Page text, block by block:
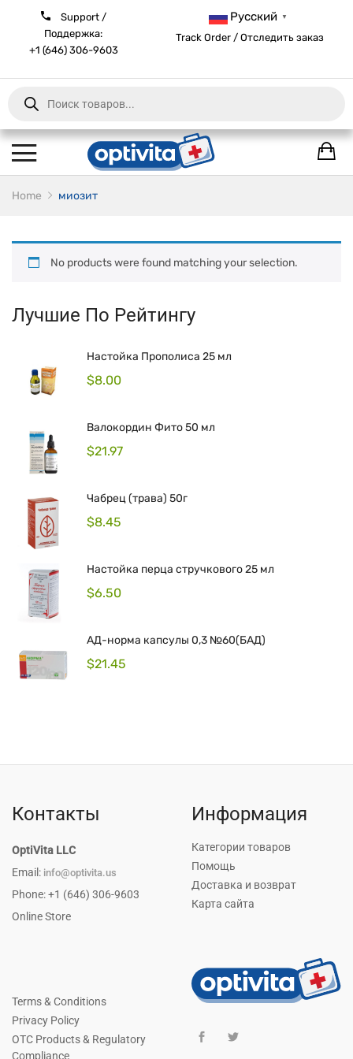
Support /
Поддержка:
+1 (646) 306-9603
Русский ▼
Track Order / Отследить заказ
Products
search
Home миозит
No products were found matching your selection.
Лучшие По Рейтингу
Настойка Прополиса 25 мл
$8.00
Валокордин Фито 50 мл
$21.97
Чабрец (трава) 50г
$8.45
Hастойка перца стручкового 25 мл
$6.50
АД-норма капсулы 0,3 №60(БАД)
$21.45
Контакты
OptiVita LLC
Email: info@optivita.us
Phone: +1 (646) 306-9603
Online Store
Информация
Категории товаров
Помощь
Доставка и возврат
Карта сайта
Terms & Conditions
Privacy Policy
OTC Products & Regulatory
Compliance